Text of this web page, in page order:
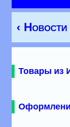
‹ Новости
Товары из